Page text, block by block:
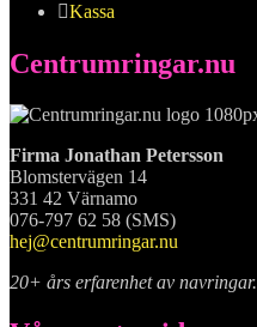
Kassa
Centrumringar.nu
Firma Jonathan Petersson
Blomstervägen 14
331 42 Värnamo
076-797 62 58 (SMS)
hej@centrumringar.nu
20+ års erfarenhet av navringar.